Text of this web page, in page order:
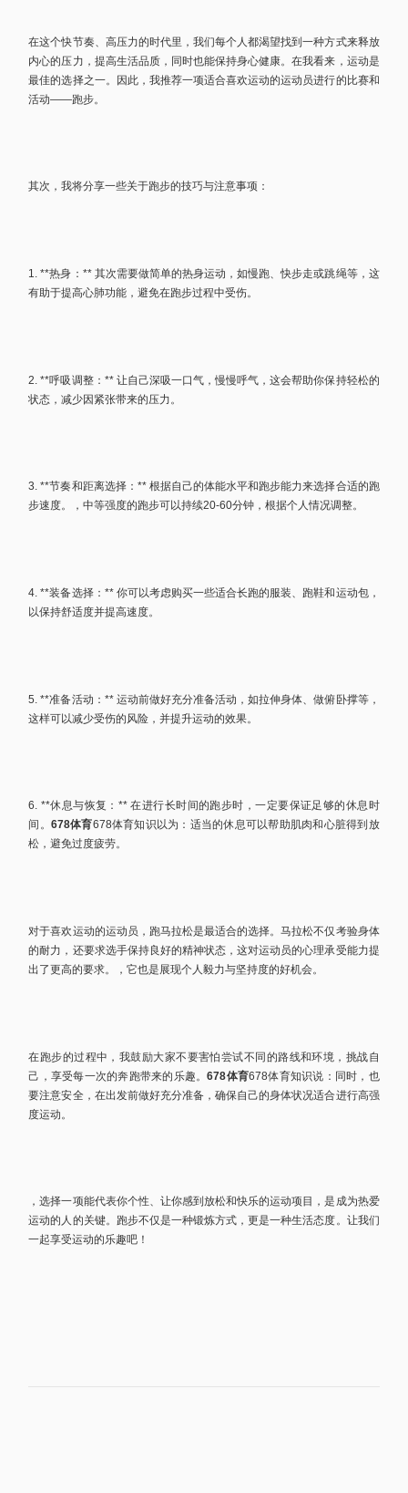
在这个快节奏、高压力的时代里，我们每个人都渴望找到一种方式来释放
内心的压力，提高生活品质，同时也能保持身心健康。在我看来，运动是
最佳的选择之一。因此，我推荐一项适合喜欢运动的运动员进行的比赛和
活动——跑步。
其次，我将分享一些关于跑步的技巧与注意事项：
1. **热身：** 其次需要做简单的热身运动，如慢跑、快步走或跳绳等，这
有助于提高心肺功能，避免在跑步过程中受伤。
2. **呼吸调整：** 让自己深吸一口气，慢慢呼气，这会帮助你保持轻松的
状态，减少因紧张带来的压力。
3. **节奏和距离选择：** 根据自己的体能水平和跑步能力来选择合适的跑
步速度。，中等强度的跑步可以持续20-60分钟，根据个人情况调整。
4. **装备选择：** 你可以考虑购买一些适合长跑的服装、跑鞋和运动包，
以保持舒适度并提高速度。
5. **准备活动：** 运动前做好充分准备活动，如拉伸身体、做俯卧撑等，
这样可以减少受伤的风险，并提升运动的效果。
6. **休息与恢复：** 在进行长时间的跑步时，一定要保证足够的休息时
间。 678体育678体育知识以为：适当的休息可以帮助肌肉和心脏得到放
松，避免过度疲劳。
对于喜欢运动的运动员，跑马拉松是最适合的选择。马拉松不仅考验身体
的耐力，还要求选手保持良好的精神状态，这对运动员的心理承受能力提
出了更高的要求。，它也是展现个人毅力与坚持度的好机会。
在跑步的过程中，我鼓励大家不要害怕尝试不同的路线和环境，挑战自
己，享受每一次的奔跑带来的乐趣。678体育678体育知识说：同时，也
要注意安全，在出发前做好充分准备，确保自己的身体状况适合进行高强
度运动。
，选择一项能代表你个性、让你感到放松和快乐的运动项目，是成为热爱
运动的人的关键。跑步不仅是一种锻炼方式，更是一种生活态度。让我们
一起享受运动的乐趣吧！